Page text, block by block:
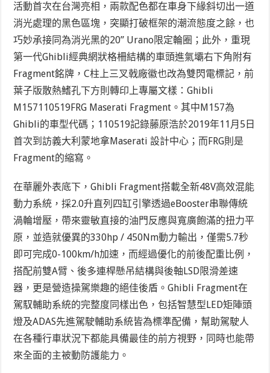
活動首次在台灣亮相，兩款配色都在車身下緣斜切出一道
消光處理的黑色區塊，突顯打破框架的潮流態度之餘，也
巧妙承接同為消光黑的20” Urano限定輪圈；此外，重現
第一代Ghibli經典網狀格柵結構的車頭進氣壩右下角附有
Fragment銘牌，C柱上三叉戟廠徽也改為雙閃電標記，前
葉子版散熱鰭孔下方則轉印上專屬文樣：Ghibli
M157110519FRG Maserati Fragment。其中M157為
Ghibli的車型代碼；110519記錄藤原浩於2019年11月5日
首次到訪義大利蒙地拿Maserati 設計中心；而FRG則是
Fragment的縮寫。
在華麗外表底下，Ghibli Fragment搭載全新48V高效混能
動力系統，採2.0升直列四缸引擎透過eBooster串聯傳統
渦輪增壓，帶來靈敏直接的油門反應與寬廣飽滿的扭力平
原，並造就優異的330hp / 450Nm動力輸出，僅需5.7秒
即可完成0-100km/h加速，而經過優化的前後配重比例，
搭配前雙A臂、後多連桿懸吊結構與後軸LSD限滑差速
器，更是營造操駕樂趣的絕佳後盾。Ghibli Fragment在
駕馭輔助系統的完整度同樣出色，包括智慧型LED矩陣頭
燈及ADAS先進駕駛輔助系統皆為標準配備，幫助駕駛人
在各種行車狀況下都能具備最佳的前方視野，同時也能帶
來全面的主被動防護能力。